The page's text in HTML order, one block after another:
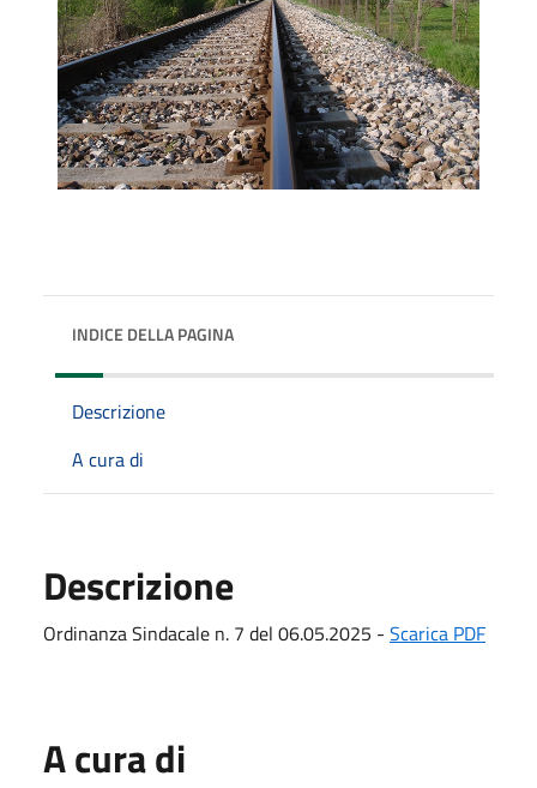
INDICE DELLA PAGINA
Descrizione
A cura di
Descrizione
Ordinanza Sindacale n. 7 del 06.05.2025 - Scarica PDF
A cura di